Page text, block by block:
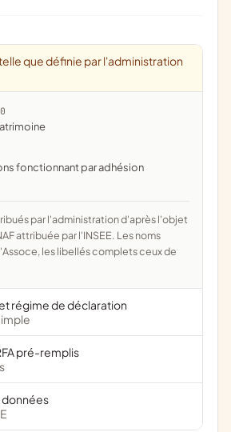
que définie par l'administration
fonctionnant par adhésion
attribuée par l'INSEE. Les noms
les libellés complets ceux de
régime de déclaration
pré-remplis
données